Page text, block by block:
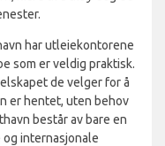
har utleiekontorene
som er veldig praktisk.
de velger for å
er hentet, uten behov
består av bare en
internasjonale